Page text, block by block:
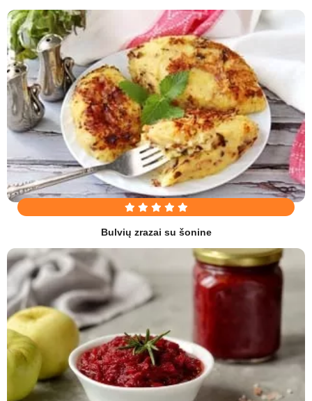
Bulvių zrazai su šonine